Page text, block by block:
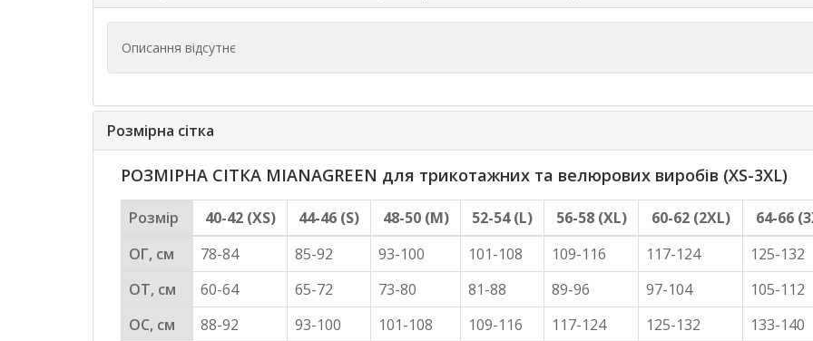
Описання відсутнє
Розмірна сітка
РОЗМІРНА СІТКА MIANAGREEN для трикотажних та велюрових виробів (XS-3XL)
Розмір 40-42 (XS) 44-46 (S) 48-50 (M) 52-54 (L) 56-58 (XL) 60-62 (2XL)
64-66
ОГ, см
78-84 85-92 93-100 101-108 109-116 117-124
125-132
ОТ, см
60-64 65-72 73-80 81-88 89-96 97-104
105-112
ОС, см
88-92 93-100 101-108 109-116 117-124 125-132 133-140